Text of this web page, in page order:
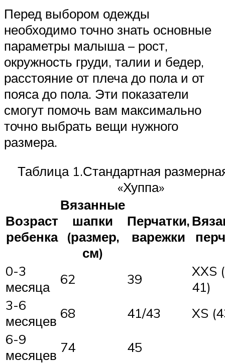
Перед выбором одежды
необходимо точно знать основные
параметры малыша – рост,
окружность груди, талии и бедер,
расстояние от плеча до пола и от
пояса до пола. Эти показатели
смогут помочь вам максимально
точно выбрать вещи нужного
размера.
Таблица 1.Стандартная
«Хуппа»
Возраст
ребенка
Вязанные
шапки
(размер,
см)
Перчатки,
варежки
0-3
месяца
62 39
XXS
41)
3-6
месяцев 68 41/43
XS
6-9
месяцев 74
45